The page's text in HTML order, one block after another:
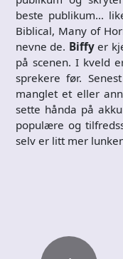
beste publikum…
Biblical, Many of
nevne de. Biffyer
på scenen. I kveld
sprekere før.
manglet et eller
sette hånda på
populære og
selv er litt mer